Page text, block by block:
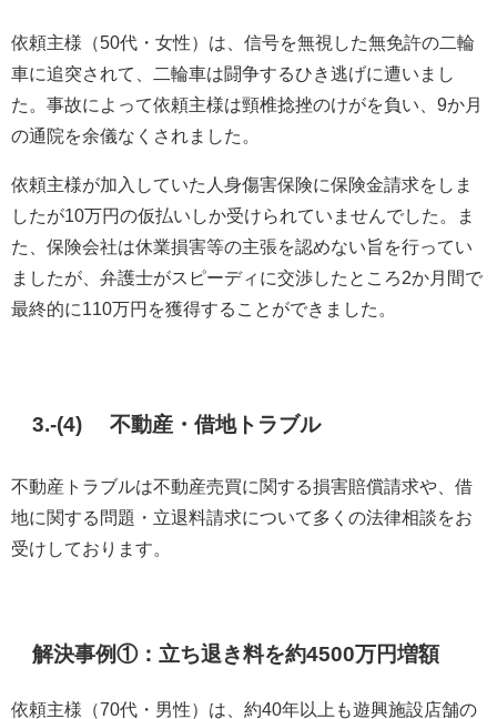
依頼主様（50代・女性）は、信号を無視した無免許の二輪
車に追突されて、二輪車は闘争するひき逃げに遭いまし
た。事故によって依頼主様は頸椎捻挫のけがを負い、9か月
の通院を余儀なくされました。
依頼主様が加入していた人身傷害保険に保険金請求をしま
したが10万円の仮払いしか受けられていませんでした。ま
た、保険会社は休業損害等の主張を認めない旨を行ってい
ましたが、弁護士がスピーディに交渉したところ2か月間で
最終的に110万円を獲得することができました。
3.-(4) 不動産・借地トラブル
不動産トラブルは不動産売買に関する損害賠償請求や、借
地に関する問題・立退料請求について多くの法律相談をお
受けしております。
解決事例①：立ち退き料を約4500万円増額
依頼主様（70代・男性）は、約40年以上も遊興施設店舗の